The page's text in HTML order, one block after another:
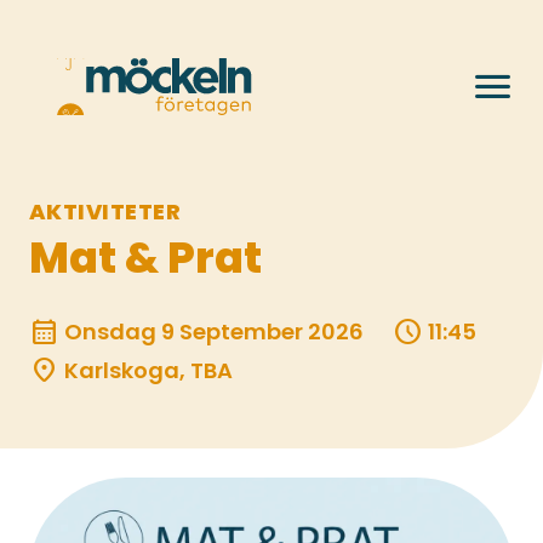
menu
AKTIVITETER
Mat & Prat
calendar_month Onsdag 9 September 2026 schedule 11:45
location_on Karlskoga, TBA